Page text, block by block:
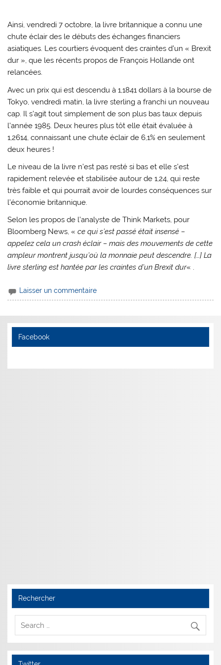
Ainsi, vendredi 7 octobre, la livre britannique a connu une
chute éclair des le débuts des échanges financiers
asiatiques. Les courtiers évoquent des craintes d’un « Brexit
dur », que les récents propos de François Hollande ont
relancées.
Avec un prix qui est descendu à 1,1841 dollars à la bourse de
Tokyo, vendredi matin, la livre sterling a franchi un nouveau
cap. Il s’agit tout simplement de son plus bas taux depuis
l’année 1985. Deux heures plus tôt elle était évaluée à
1,2614, connaissant une chute éclair de 6,1% en seulement
deux heures !
Le niveau de la livre n’est pas resté si bas et elle s’est
rapidement relevée et stabilisée autour de 1,24, qui reste
très faible et qui pourrait avoir de lourdes conséquences sur
l’économie britannique.
Selon les propos de l’analyste de Think Markets, pour
Bloomberg News, «ce qui s’est passé était insensé –
appelez cela un crash éclair – mais des mouvements de cette
ampleur montrent jusqu’où la monnaie peut descendre. […] La
livre sterling est hantée par les craintes d’un Brexit dur« .
Laisser un commentaire
Facebook
Rechercher